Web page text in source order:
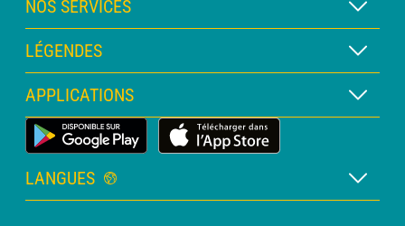
NOS SERVICES
Abonnement METEO Xpert
Abonnement METEO PRO
Consultation avec un prévisionniste
Bulletin PRO
LÉGENDES
Légende des cartes
Légende des pictogrammes
Glossaire
APPLICATIONS
Application Météo Terrestre
LANGUES